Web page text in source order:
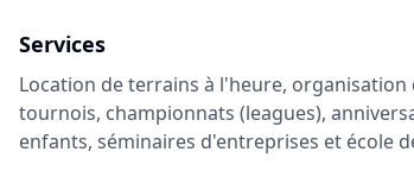
Services
Location de terrains à l'heure, organisation
tournois, championnats (leagues),
enfants, séminaires d'entreprises et école